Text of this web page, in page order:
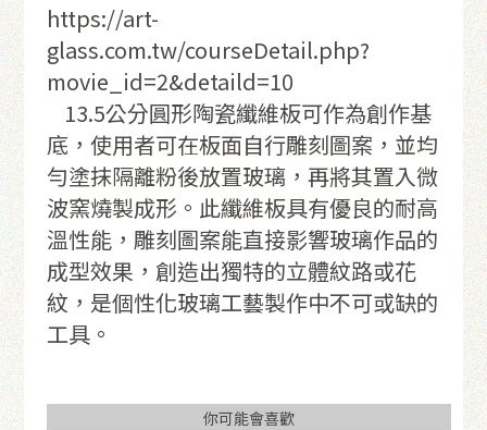
https://art-
glass.com.tw/courseDetail.php?
movie_id=2&detaild=10
13.5公分圓形陶瓷纖維板可作為創作基
底，使用者可在板面自行雕刻圖案，並均
勻塗抹隔離粉後放置玻璃，再將其置入微
波窯燒製成形。此纖維板具有優良的耐高
溫性能，雕刻圖案能直接影響玻璃作品的
成型效果，創造出獨特的立體紋路或花
紋，是個性化玻璃工藝製作中不可或缺的
工具。
你可能會喜歡